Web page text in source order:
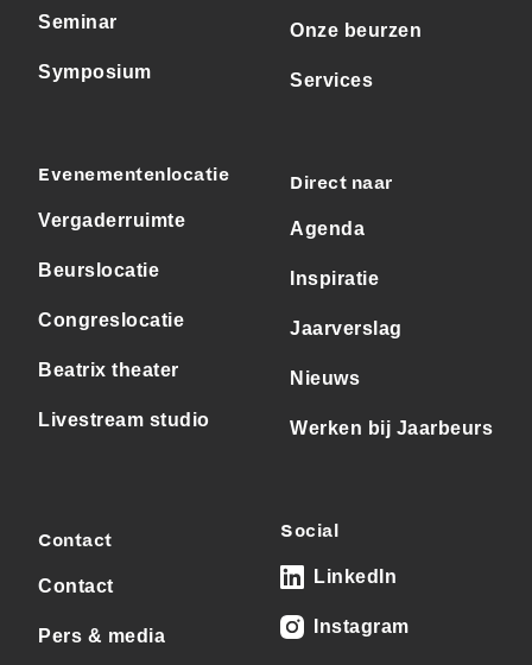
Seminar
Symposium
Evenementenlocatie
Vergaderruimte
Beurslocatie
Congreslocatie
Beatrix theater
Livestream studio
Onze beurzen
Services
Direct naar
Agenda
Inspiratie
Jaarverslag
Nieuws
Werken bij Jaarbeurs
Contact
Contact
Pers & media
Social
LinkedIn
Instagram